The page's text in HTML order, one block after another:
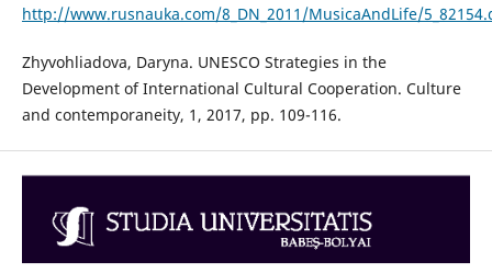
http://www.rusnauka.com/8_DN_2011/MusicaAndLife/
Zhyvohliadova, Daryna. UNESCO Strategies in the
Development of International Cultural Cooperation. Culture
and contemporaneity, 1, 2017, pp. 109-116.